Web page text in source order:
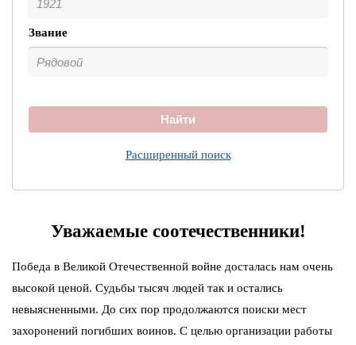
Звание
Найти
Расширенный поиск
Уважаемые соотечественники!
Победа в Великой Отечественной войне досталась нам очень
высокой ценой. Судьбы тысяч людей так и остались
невыясненными. До сих пор продолжаются поиски мест
захоронений погибших воинов. С целью организации работы